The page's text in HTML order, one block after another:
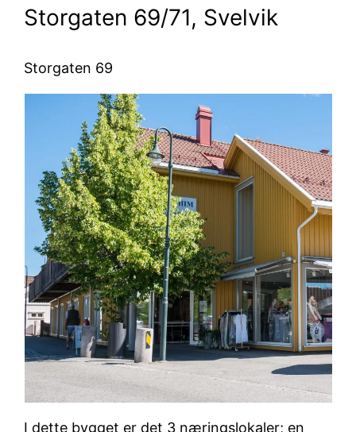
Storgaten 69/71, Svelvik
Storgaten 69
I dette bygget er det 3 næringslokaler; en